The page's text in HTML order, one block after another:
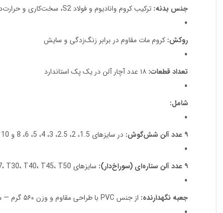
جنس بدنه: ترکیب کروم وانادیوم و فولاد S2، سخت‌کاری و حرارت‌دیده برای استحکام بیشتر
روکش: کروم مات مقاوم در برابر زنگ‌زدگی و سایش
تعداد قطعات: ۱۸ عدد آچار آلن در یک پک استاندارد
شامل:
۹ عدد آلن شش‌گوش: در سایزهای 1.5، 2، 2.5، 3، 4، 5، 6، 8 و 10 میلی‌متر
۹ عدد آلن ستاره‌ای (سوراخ‌دار): سایزهای T10، T15، T20، T25، T27، T30، T40، T45، T50
جعبه نگهدارنده: از جنس PVC با طراحی مقاوم و وزن ۵۶۰ گرم — مناسب برای حمل آسان و مرتب‌سازی قطعات